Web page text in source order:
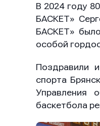
В 2024 году
БАСКЕТ»
БАСКЕТ»
особой
Поздравили
спорта
Управления
баскетбола